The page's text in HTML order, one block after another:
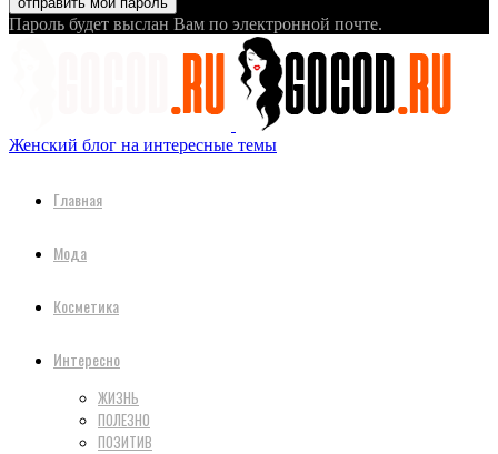
Пароль будет выслан Вам по электронной почте.
Женский блог на интересные темы
Главная
Мода
Косметика
Интересно
ЖИЗНЬ
ПОЛЕЗНО
ПОЗИТИВ